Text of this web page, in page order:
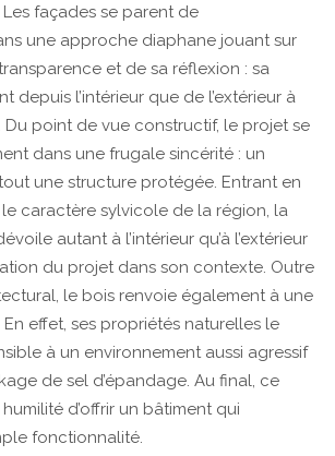
Les façades se parent de
une approche diaphane jouant sur
et de sa réflexion : sa
depuis l’intérieur que de l’extérieur à
Du point de vue constructif, le projet se
dans une frugale sincérité : un
une structure protégée. Entrant en
caractère sylvicole de la région, la
autant à l’intérieur qu’à l’extérieur
du projet dans son contexte. Outre
le bois renvoie également à une
effet, ses propriétés naturelles le
à un environnement aussi agressif
de sel d’épandage. Au final, ce
d’offrir un bâtiment qui
fonctionnalité.